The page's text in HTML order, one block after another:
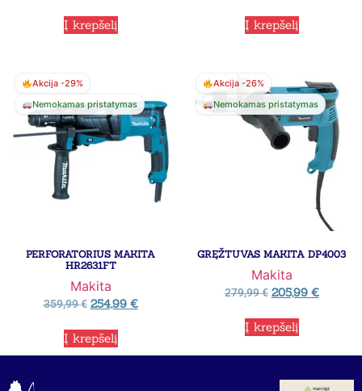
Į krepšelį Į krepšelį
Akcija -29%
Nemokamas pristatymas
PERFORATORIUS MAKITA
HR2631FT
Makita
359,99€ 254,99 €
Į krepšelį
Akcija -26%
Nemokamas pristatymas
GRĘŽTUVAS MAKITA DP4003
Makita
279,99€ 205,99 €
Į krepšelį